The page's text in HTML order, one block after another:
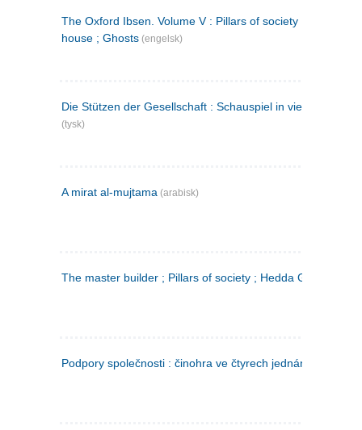
The Oxford Ibsen. Volume V : Pillars of society ; A doll's
house ; Ghosts (engelsk)
Die Stützen der Gesellschaft : Schauspiel in vier Aufzügen
(tysk)
A mirat al-mujtama (arabisk)
The master builder ; Pillars of society ; Hedda Gabler
Podpory společnosti : činohra ve čtyrech jednáních